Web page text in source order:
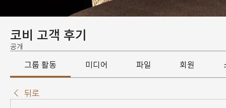
코비 고객 후기
공개
그룹 활동 미디어 파일 회원
뒤로